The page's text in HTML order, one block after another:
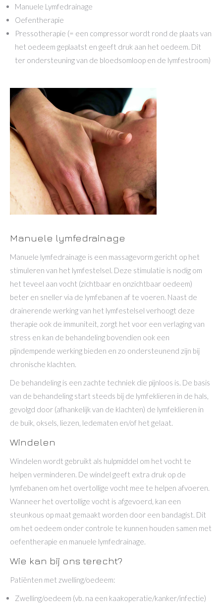
Manuele Lymfedrainage
Oefentherapie
Pressotherapie (= een compressor wordt rond de plaats van
het oedeem geplaatst en geeft druk aan het oedeem. Dit
ter ondersteuning van de bloedsomloop en de lymfestroom)
Manuele lymfedrainage
Manuele lymfedrainage is een massagevorm gericht op het
stimuleren van het lymfestelsel. Deze stimulatie is nodig om
het teveel aan vocht (zichtbaar en onzichtbaar oedeem)
beter en sneller via de lymfebanen af te voeren. Naast de
drainerende werking van het lymfestelsel verhoogt deze
therapie ook de immuniteit, zorgt het voor een verlaging van
stress en kan de behandeling bovendien ook een
pijndempende werking bieden en zo ondersteunend zijn bij
chronische klachten.
De behandeling is een zachte techniek die pijnloos is. De basis
van de behandeling start steeds bij de lymfeklieren in de hals,
gevolgd door (afhankelijk van de klachten) de lymfeklieren in
de buik, oksels, liezen, ledematen en/of het gelaat.
Windelen
Windelen wordt gebruikt als hulpmiddel om het vocht te
helpen verminderen. De windel geeft extra druk op de
lymfebanen om het overtollige vocht mee te helpen afvoeren.
Wanneer het overtollige vocht is afgevoerd, kan een
steunkous op maat gemaakt worden door een bandagist. Dit
om het oedeem onder controle te kunnen houden samen met
oefentherapie en manuele lymfedrainage.
Wie kan bij ons terecht?
Patiënten met zwelling/oedeem:
Zwelling/oedeem (vb. na een kaakoperatie/kanker/infectie)